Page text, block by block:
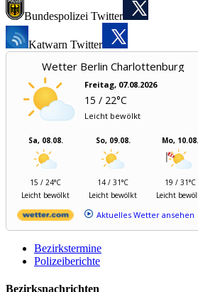
Bundespolizei Twitter
Katwarn Twitter
Wetter Berlin Charlottenburg
Freitag, 07.08.2026
15 / 22°C
Leicht bewölkt
Sa, 08.08.
15 / 24°C
Leicht bewölkt
So, 09.08.
14 / 31°C
Leicht bewölkt
Mo, 10.08.
19 / 31°C
Leicht
Aktuelles Wetter ansehen
Bezirkstermine
Polizeiberichte
Bezirksnachrichten